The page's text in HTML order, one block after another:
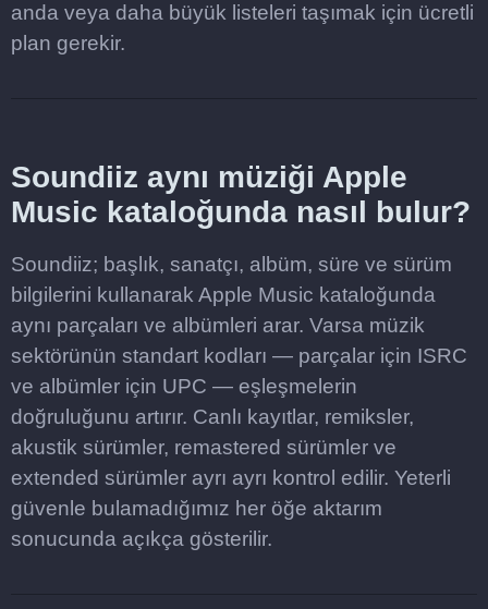
anda veya daha büyük listeleri taşımak için ücretli
plan gerekir.
Soundiiz aynı müziği Apple
Music kataloğunda nasıl bulur?
Soundiiz; başlık, sanatçı, albüm, süre ve sürüm
bilgilerini kullanarak Apple Music kataloğunda
aynı parçaları ve albümleri arar. Varsa müzik
sektörünün standart kodları — parçalar için ISRC
ve albümler için UPC — eşleşmelerin
doğruluğunu artırır. Canlı kayıtlar, remiksler,
akustik sürümler, remastered sürümler ve
extended sürümler ayrı ayrı kontrol edilir. Yeterli
güvenle bulamadığımız her öğe aktarım
sonucunda açıkça gösterilir.